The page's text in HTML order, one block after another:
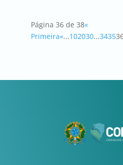
Página 36 de 38«
Primeira«...102030...3435